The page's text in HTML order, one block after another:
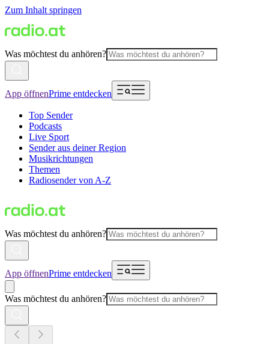
Zum Inhalt springen
Was möchtest du anhören?
App öffnenPrime entdecken
Top Sender
Podcasts
Live Sport
Sender aus deiner Region
Musikrichtungen
Themen
Radiosender von A-Z
Was möchtest du anhören?
App öffnenPrime entdecken
Was möchtest du anhören?